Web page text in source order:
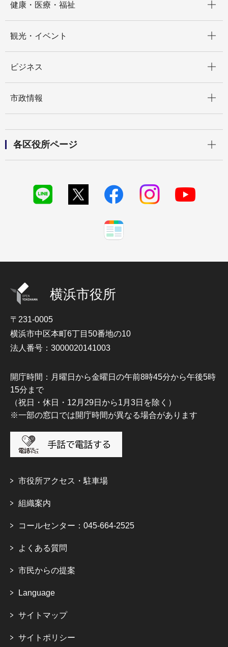
健康・医療・福祉
観光・イベント
ビジネス
市政情報
各区役所ページ
横浜市役所
〒231-0005
横浜市中区本町6丁目50番地の10
法人番号：3000020141003
開庁時間：月曜日から金曜日の午前8時45分から午後5時
15分まで
（祝日・休日・12月29日から1月3日を除く）
※一部の窓口では開庁時間が異なる場合があります
市役所アクセス・駐車場
組織案内
コールセンター：045-664-2525
よくある質問
市民からの提案
Language
サイトマップ
サイトポリシー